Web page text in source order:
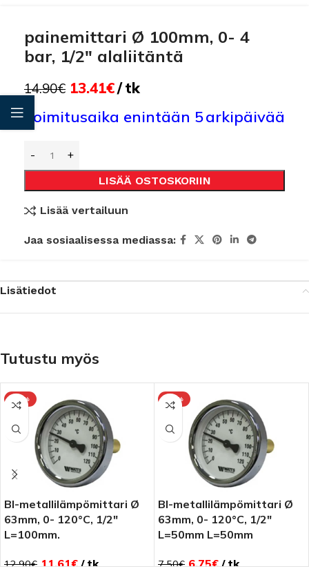
painemittari Ø 100mm, 0- 4
bar, 1/2″ alaliitäntä
14.90€ 13.41€ tk
Toimitusaika enintään 5 arkipäivää
LISÄÄ OSTOSKORIIN
Lisää vertailuun
Jaa sosiaalisessa mediassa:
Lisätiedot
Tutustu myös
-10%
BI-metallilämpömittari Ø
63mm, 0- 120°C, 1/2″
L=100mm.
12.90€ 11.61€ tk
-10%
BI-metallilämpömittari Ø
63mm, 0- 120°C, 1/2″
L=50mm L=50mm
7.50€ 6.75€ tk